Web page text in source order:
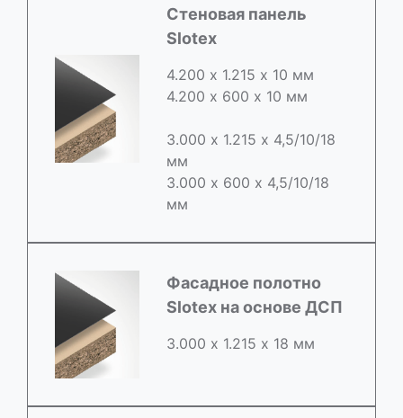
Стеновая панель
Slotex
4.200 х 1.215 х 10 мм
4.200 х 600 х 10 мм
3.000 х 1.215 х 4,5/10/18
мм
3.000 х 600 х 4,5/10/18
мм
Фасадное полотно
Slotex на основе ДСП
3.000 х 1.215 х 18 мм